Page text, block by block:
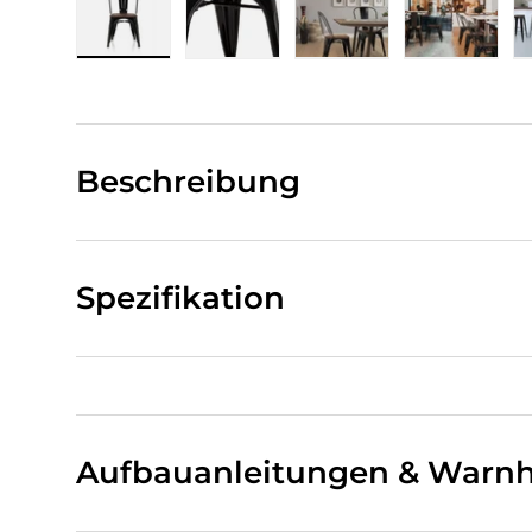
Beschreibung
Spezifikation
Aufbauanleitungen &